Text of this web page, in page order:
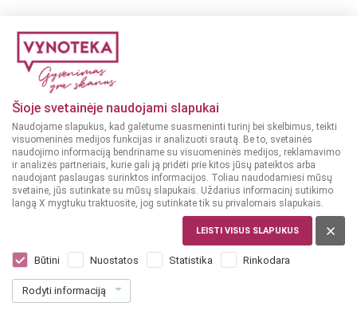
Šioje svetainėje naudojami slapukai
Naudojame slapukus, kad galėtume suasmeninti turinį bei skelbimus, teikti
visuomeninės medijos funkcijas ir analizuoti srautą. Be to, svetainės
naudojimo informaciją bendriname su visuomeninės medijos, reklamavimo
ir analizės partneriais, kurie gali ją pridėti prie kitos jūsų pateiktos arba
naudojant paslaugas surinktos informacijos. Toliau naudodamiesi mūsų
svetaine, jūs sutinkate su mūsų slapukais. Uždarius informacinį sutikimo
langą X mygtuku traktuosite, jog sutinkate tik su privalomais slapukais.
LEISTI VISUS SLAPUKUS
Būtini Nuostatos Statistika Rinkodara
Rodyti informaciją
Dar nėra balsų, galite įvertinti
549€ 27.45 € / L